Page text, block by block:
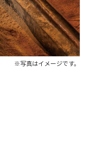
※写真はイメージです。